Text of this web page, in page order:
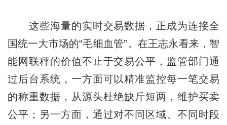
这些海量的实时交易数据，正成为连接全
国统一大市场的“毛细血管”。在王志永看来，智
能网联秤的价值不止于交易公平，监管部门通
过后台系统，一方面可以精准监控每一笔交易
的称重数据，从源头杜绝缺斤短两，维护买卖
公平；另一方面，通过对不同区域、不同时段